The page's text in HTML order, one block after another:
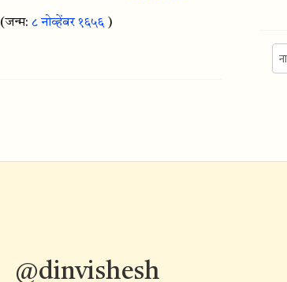
(जन्म:८ नोव्हेंबर १६५६ )
@dinvishesh